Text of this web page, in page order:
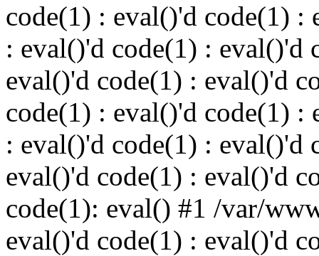
code(1) : eval()'d code(1) :
: eval()'d code(1) : eval()'d
eval()'d code(1) : eval()'d
code(1) : eval()'d code(1) :
: eval()'d code(1) : eval()'d
eval()'d code(1) : eval()'d
code(1): eval() #1 /var/
eval()'d code(1) : eval()'d